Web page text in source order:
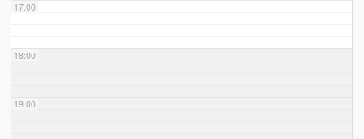
17:00
18:00
19:00